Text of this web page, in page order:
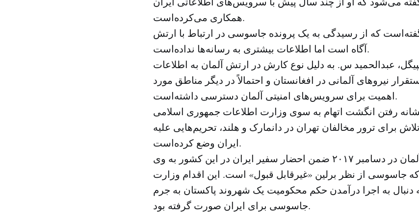
همکاری می‌کرده‌است.
که از رسیدگی به یک پرونده جاسوسی در ارتباط با ارتش
آگاه است اما اطلاعات بیشتری به رسانه‌ها نداده‌است.
عبدالحمید س. به دلیل نوع کارش در ارتش آلمان به اطلاعات
نیروهای آلمانی در افغانستان و احتمالاً در دیگر مناطق مورد
اهمیت برای سرویس‌های امنیتی آلمان دسترسی داشته‌است.
نشانه رفتن انگشت اتهام به سوی وزارت اطلاعات جمهوری اسلامی
برای ترور مخالفان تهران در دانمارک و هلند، تحریم‌هایی علیه
ایران وضع کرده‌است.
وزارت خارجه آلمان در دسامبر ۲۰۱۷ ضمن احضار سفیر ایران در این کشور به وی
جاسوسی از نظر برلین «غیرقابل قبول» است. این اقدام وزارت
دنبال به اجرا درآمدن حکم محکومیت یک شهروند پاکستان به جرم
جاسوسی برای ایران صورت گرفته بود.